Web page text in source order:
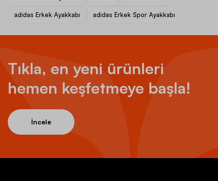
adidas Erkek Ayakkabı adidas Erkek Spor Ayakkabı
Tıkla, en yeni ürünleri
hemen keşfetmeye başla!
İncele